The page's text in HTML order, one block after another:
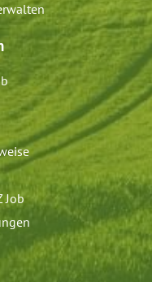
Job